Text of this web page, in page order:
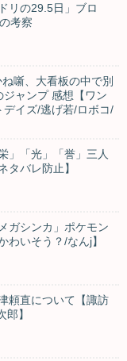
リの29.5日」ブロ
考察
噺、大看板の中で別
ャンプ 感想【ワン
デイズ/逃げ若/ロボコ/
」「光」「誉」三人
タバレ防止】
ガシンカ」ポケモン
わいそう？/なんj】
頼直について【諏訪
】